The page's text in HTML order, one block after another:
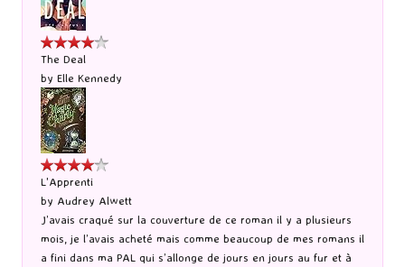
The Deal
by Elle Kennedy
L'Apprenti
by Audrey Alwett
J’avais craqué sur la couverture de ce roman il y a plusieurs
mois, je l’avais acheté mais comme beaucoup de mes romans il
a fini dans ma PAL qui s’allonge de jours en jours au fur et à